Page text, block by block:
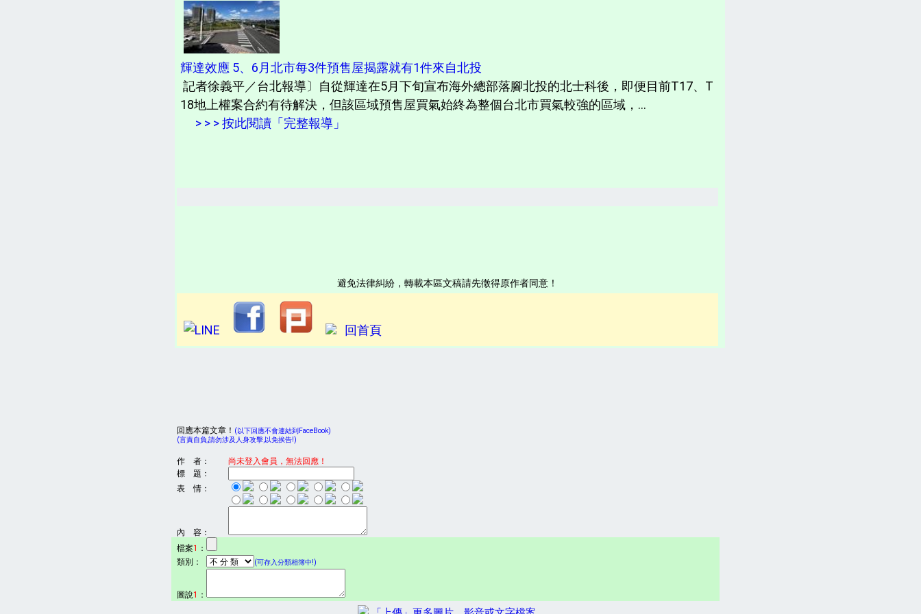
輝達效應 5、6月北市每3件預售屋揭露就有1件來自北投
記者徐義平／台北報導〕自從輝達在5月下旬宣布海外總部落腳北投的北士科後，即便目前T17、T
18地上權案合約有待解決，但該區域預售屋買氣始終為整個台北市買氣較強的區域，...
> > > 按此閱讀「完整報導」
避免法律糾紛，轉載本區文稿請先徵得原作者同意！
回首頁
回應本篇文章！ (以下回應不會連結到FaceBook)
(言責自負,請勿涉及人身攻擊,以免挨告!)
作 者：
尚未登入會員，無法回應！
標 題：
表 情：
內 容：
檔案1 ：
類別：
(可存入分類相簿中!)
圖說1 ：